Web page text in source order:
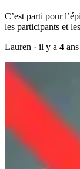
C’est parti pour
les participants et
Lauren · il y a 4 ans